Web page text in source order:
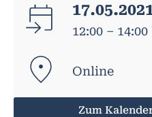
12:00 –
Online
Zum